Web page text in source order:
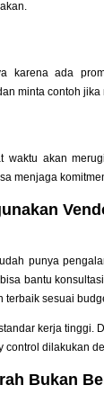
karena ada
minta contoh
waktu akan
menjaga
punya
bantu
terbaik sesuai
kerja tinggi.
control dilakukan
Bukan